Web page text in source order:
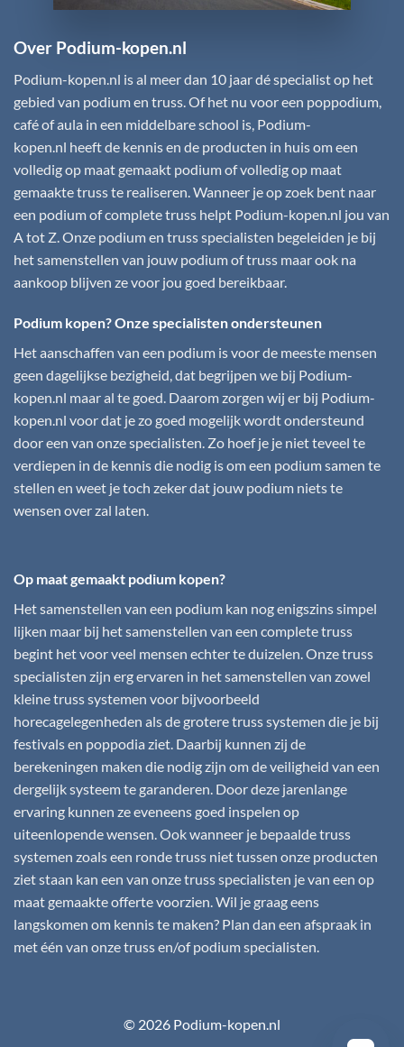
Over Podium-kopen.nl
Podium-kopen.nl is al meer dan 10 jaar dé specialist op het
gebied van podium en truss. Of het nu voor een poppodium,
café of aula in een middelbare school is, Podium-
kopen.nl heeft de kennis en de producten in huis om een
volledig op maat gemaakt podium of volledig op maat
gemaakte truss te realiseren. Wanneer je op zoek bent naar
een podium of complete truss helpt Podium-kopen.nl jou van
A tot Z. Onze podium en truss specialisten begeleiden je bij
het samenstellen van jouw podium of truss maar ook na
aankoop blijven ze voor jou goed bereikbaar.
Podium kopen? Onze specialisten ondersteunen
Het aanschaffen van een podium is voor de meeste mensen
geen dagelijkse bezigheid, dat begrijpen we bij Podium-
kopen.nl maar al te goed. Daarom zorgen wij er bij Podium-
kopen.nl voor dat je zo goed mogelijk wordt ondersteund
door een van onze specialisten. Zo hoef je je niet teveel te
verdiepen in de kennis die nodig is om een podium samen te
stellen en weet je toch zeker dat jouw podium niets te
wensen over zal laten.
Op maat gemaakt podium kopen?
Het samenstellen van een podium kan nog enigszins simpel
lijken maar bij het samenstellen van een complete truss
begint het voor veel mensen echter te duizelen. Onze truss
specialisten zijn erg ervaren in het samenstellen van zowel
kleine truss systemen voor bijvoorbeeld
horecagelegenheden als de grotere truss systemen die je bij
festivals en poppodia ziet. Daarbij kunnen zij de
berekeningen maken die nodig zijn om de veiligheid van een
dergelijk systeem te garanderen. Door deze jarenlange
ervaring kunnen ze eveneens goed inspelen op
uiteenlopende wensen. Ook wanneer je bepaalde truss
systemen zoals een ronde truss niet tussen onze producten
ziet staan kan een van onze truss specialisten je van een op
maat gemaakte offerte voorzien. Wil je graag eens
langskomen om kennis te maken? Plan dan een afspraak in
met één van onze truss en/of podium specialisten.
© 2026 Podium-kopen.nl